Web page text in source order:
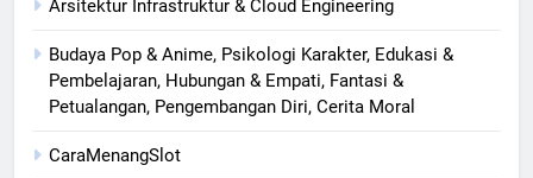
Arsitektur Infrastruktur & Cloud Engineering
Budaya Pop & Anime, Psikologi Karakter, Edukasi &
Pembelajaran, Hubungan & Empati, Fantasi &
Petualangan, Pengembangan Diri, Cerita Moral
CaraMenangSlot